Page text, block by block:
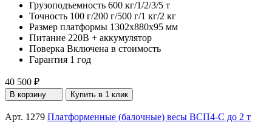
Грузоподъемность 600 кг/1/2/3/5 т
Точность 100 г/200 г/500 г/1 кг/2 кг
Размер платформы 1302х880х95 мм
Питание 220В + аккумулятор
Поверка Включена в стоимость
Гарантия 1 год
40 500 ₽
В корзину Купить в 1 клик
Арт. 1279 Платформенные (балочные) весы ВСП4-С до 2 т